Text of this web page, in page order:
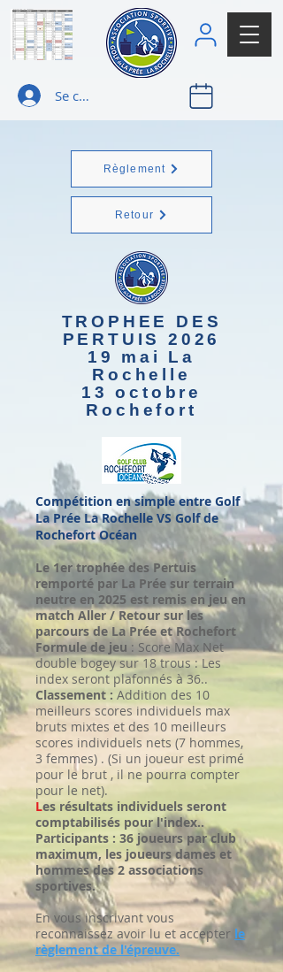
Se connecter
Règlement
Retour
TROPHEE DES
PERTUIS 2026
19 mai La
Rochelle
13 octobre
Rochefort
Compétition en simple entre Golf
La Prée La Rochelle VS Golf de
Rochefort Océan
Le 1er trophée des Pertuis
remporté par La Prée sur terrain
neutre en 2025 est remis en jeu en
match Aller / Retour sur les
parcours de La Prée et Rochefort
Formule de jeu : Score Max Net
double bogey sur 18 trous : Les
index seront plafonnés à 36..
Classement : Addition des 10
meilleurs scores individuels max
bruts mixtes et des 10 meilleurs
scores individuels nets (7 hommes,
3 femmes) . (Si un joueur est primé
pour le brut , il ne pourra compter
pour le net).
Les résultats individuels seront
comptabilisés pour l'index..
Participants : 36 joueurs par club
maximum, les joueurs dames et
hommes des 2 associations
sportives.
En vous inscrivant vous
reconnaissez avoir lu et accepter le
règlement de l'épreuve.